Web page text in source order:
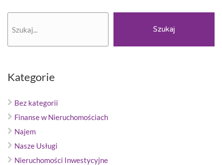
Szukaj
Kategorie
Bez kategorii
Finanse w Nieruchomościach
Najem
Nasze Usługi
Nieruchomości Inwestycyjne